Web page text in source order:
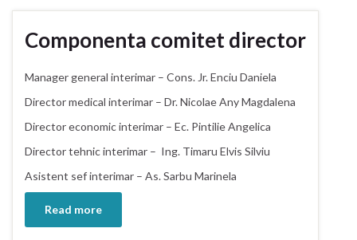
Componenta comitet director
Manager general interimar – Cons. Jr. Enciu Daniela
Director medical interimar – Dr. Nicolae Any Magdalena
Director economic interimar – Ec. Pintilie Angelica
Director tehnic interimar – Ing. Timaru Elvis Silviu
Asistent sef interimar – As. Sarbu Marinela
Read more